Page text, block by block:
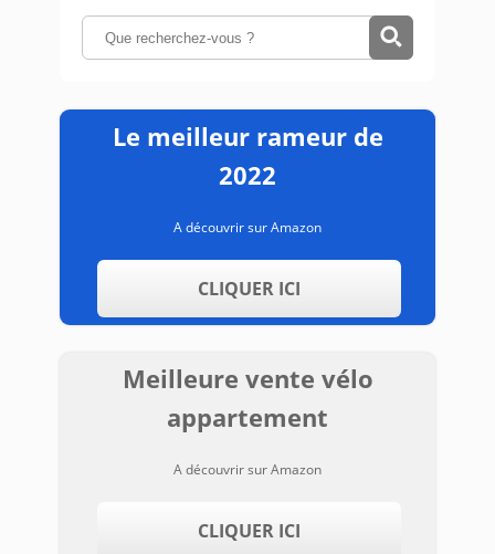
Le meilleur rameur de
2022
A découvrir sur Amazon
CLIQUER ICI
Meilleure vente vélo
appartement
A découvrir sur Amazon
CLIQUER ICI